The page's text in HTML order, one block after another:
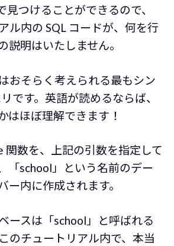
つけることができるので、
ル内の SQL コードが、何を行
説明はいたしません。
おそらく考えられる最もシン
です。英語が読めるならば、
はほぼ理解できます！
関数を、上記の引数を指定して
「school」という名前のデー
ー内に作成されます。
ースは「school」と呼ばれる
のチュートリアル内で、本当